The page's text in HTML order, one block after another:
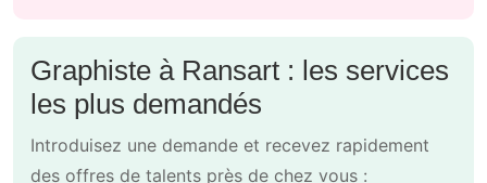
Graphiste à Ransart : les services
les plus demandés
Introduisez une demande et recevez rapidement
des offres de talents près de chez vous :